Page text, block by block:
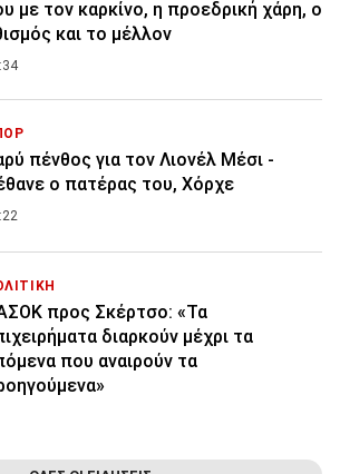
με τον καρκίνο, η προεδρική χάρη, ο
και το μέλλον
πένθος για τον Λιονέλ Μέσι -
ο πατέρας του, Χόρχε
προς Σκέρτσο: «Τα
διαρκούν μέχρι τα
που αναιρούν τα